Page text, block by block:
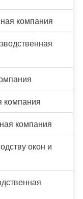
компания
компания
компания
окон и